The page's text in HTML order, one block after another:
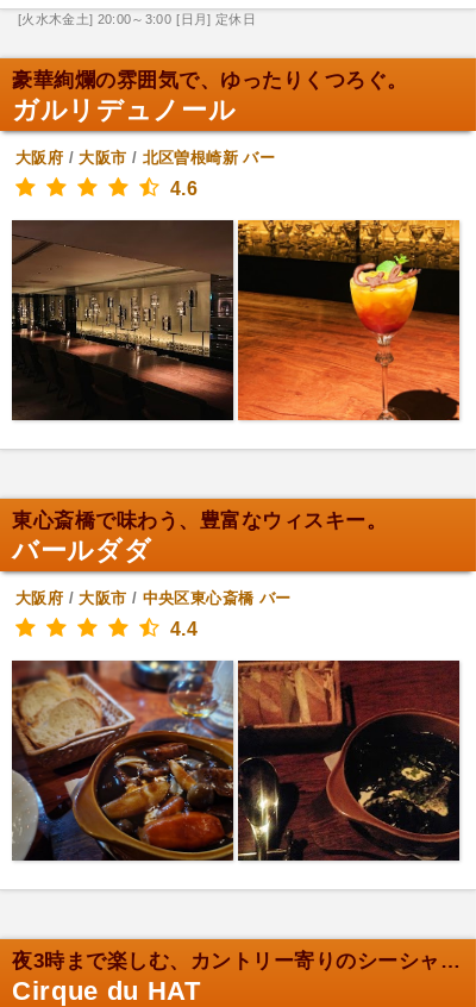
[火水木金土] 20:00～3:00 [日月] 定休日
豪華絢爛の雰囲気で、ゆったりくつろぐ。
ガルリデュノール
大阪府 /大阪市 / 北区曽根崎新 バー
4.6
東心斎橋で味わう、豊富なウィスキー。
バールダダ
大阪府 /大阪市 / 中央区東心斎橋 バー
4.4
夜3時まで楽しむ、カントリー寄りのシーシャバー。
Cirque du HAT